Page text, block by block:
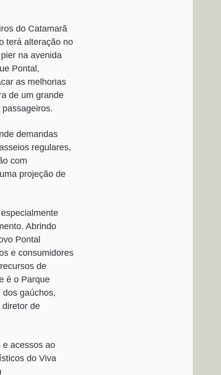
do Catamarã
terá alteração no
na avenida
Pontal,
as melhorias
de um grande
demandas
regulares,
com
projeção de
Abrindo
Pontal
e consumidores
de
é o Parque
gaúchos,
diretor de
e acessos ao
do Viva